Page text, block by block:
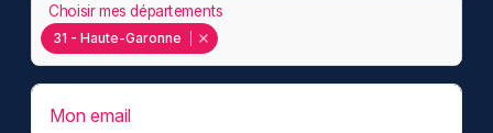
31 - Haute-Garonne
Choisir mes départements
Mon email